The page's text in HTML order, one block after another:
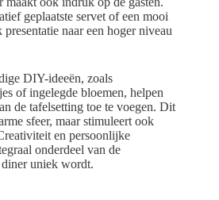
geplaatste servet of een mooi
naar een hoger niveau
DIY-ideeën, zoals
of ingelegde bloemen, helpen
de tafelsetting toe te voegen. Dit
sfeer, maar stimuleert ook
en persoonlijke
onderdeel van de
uniek wordt.